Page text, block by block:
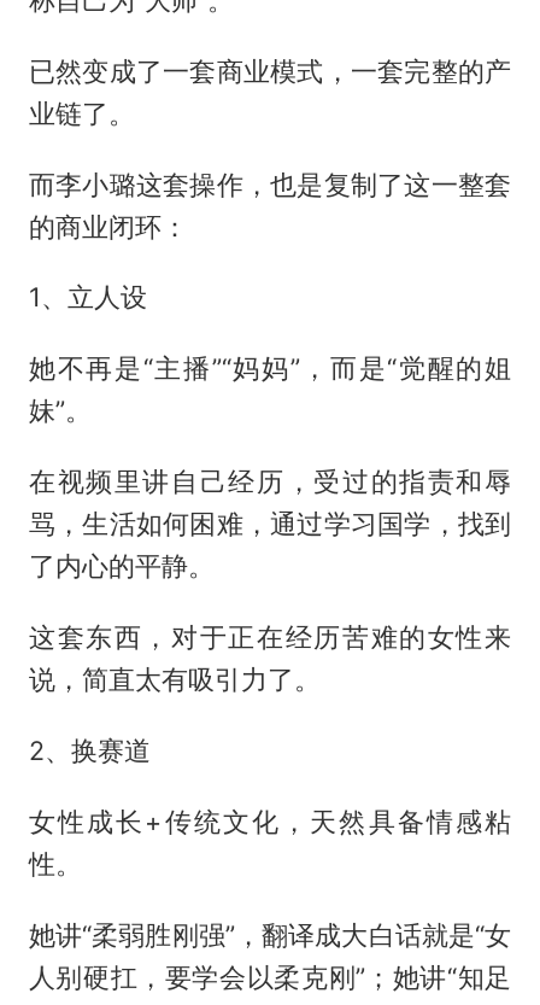
已然变成了一套商业模式，一套完整的产
业链了。
而李小璐这套操作，也是复制了这一整套
的商业闭环：
1、立人设
她不再是“主播”“妈妈”，而是“觉醒的姐
妹”。
在视频里讲自己经历，受过的指责和辱
骂，生活如何困难，通过学习国学，找到
了内心的平静。
这套东西，对于正在经历苦难的女性来
说，简直太有吸引力了。
2、换赛道
女性成长+传统文化，天然具备情感粘
性。
她讲“柔弱胜刚强”，翻译成大白话就是“女
人别硬扛，要学会以柔克刚”；她讲“知足